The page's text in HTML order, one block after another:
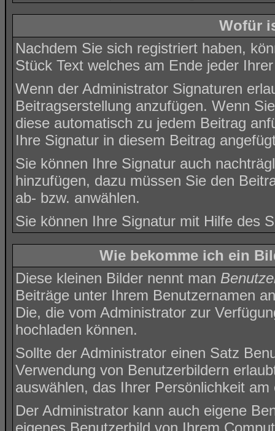
Wofür
Nachdem Sie sich registriert haben,
Stück Text welches am Ende jeder
Wenn der Administrator Signaturen
Beitragserstellung anzufügen. Wenn
diese automatisch zu jedem Beitrag
Ihre Signatur in diesem Beitrag
Sie können Ihre Signatur auch
hinzufügen, dazu müssen Sie den
ab- bzw. anwählen.
Sie können Ihre Signatur mit Hilfe des
Wie bekomme ich ein
Diese kleinen Bilder nennt man
Beiträge unter Ihrem Benutzernamen
Die, die vom Administrator zur
hochladen können.
Sollte der Administrator einen Satz
Verwendung von Benutzerbildern
auswählen, das Ihrer Persönlichkeit
Der Administrator kann auch eigene
eigenes Benutzerbild von Ihrem